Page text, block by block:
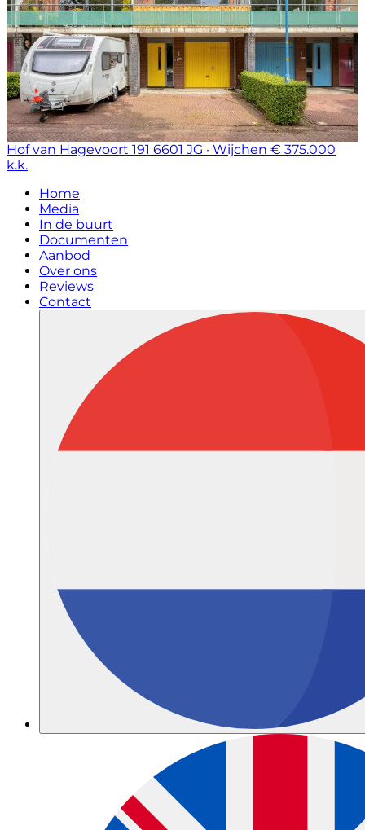
Hof van Hagevoort 191 6601 JG · Wijchen € 375.000
k.k.
Home
Media
In de buurt
Documenten
Aanbod
Over ons
Reviews
Contact